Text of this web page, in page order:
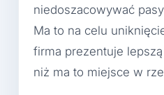
niedoszacowywać
Ma to na celu
firma prezentuje
niż ma to miejsce w